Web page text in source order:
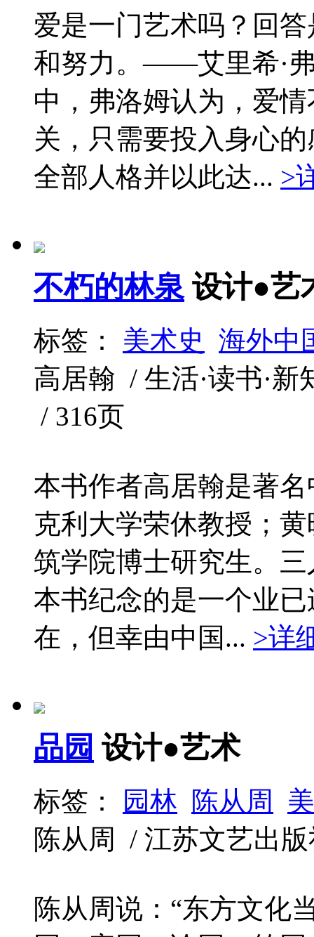
爱是一门艺术吗？回
和努力。——艾里希·
中，弗洛姆认为，爱
关，只需要投入身心
全部人格并以此达... >
不朽的林泉 设计●艺
标签： 美术史
海外中
高居翰 / 生活·读书·
/ 316页
本书作者高居翰是著
克利大学荣休教授；
筑学院博士研究生。
本书纪念的是一个业
在，但幸由中国... >详
品园 设计●艺术
标签： 园林 陈从周
陈从周 / 江苏文艺出
陈从周说：“东方文化